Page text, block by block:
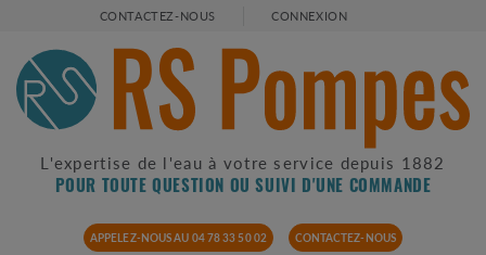
CONTACTEZ-NOUS CONNEXION
L'expertise de l'eau à votre service depuis 1882
POUR TOUTE QUESTION OU SUIVI D'UNE COMMANDE
APPELEZ-NOUS AU 04 78 33 50 02 CONTACTEZ-NOUS